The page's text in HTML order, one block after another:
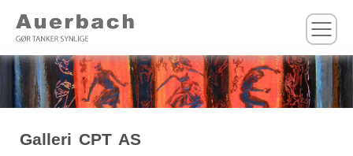
Galleri CPT AS